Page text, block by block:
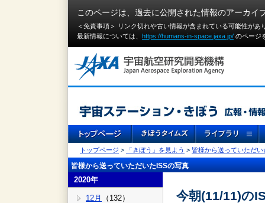
このページは、過去に公開された情報のアーカイ
＜免責事項＞ リンク切れや古い情報が含まれている可能性が
最新情報については、 https://humans-in-space.jaxa.jp/ のページ
トップページ > 「きぼう」を見よう > 皆様から送っていただい
皆様から送っていただいたISSの写真
2020年
12月
（132）
今朝(11/11)の